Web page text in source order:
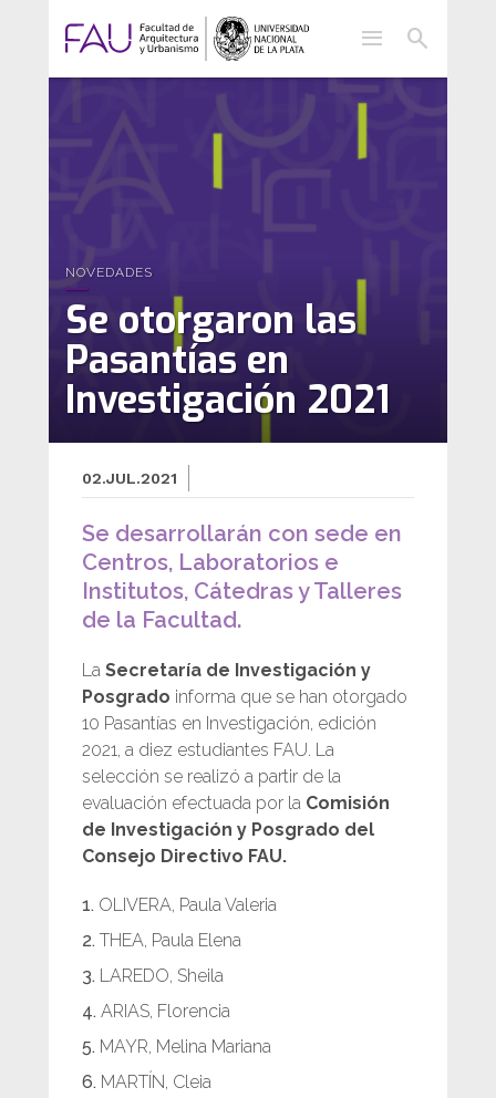
menu search
NOVEDADES
Se otorgaron las
Pasantías en
Investigación 2021
02.JUL.2021
Se desarrollarán con sede en
Centros, Laboratorios e
Institutos, Cátedras y Talleres
de la Facultad.
La Secretaría de Investigación y
Posgrado informa que se han otorgado
10 Pasantías en Investigación, edición
2021, a diez estudiantes FAU. La
selección se realizó a partir de la
evaluación efectuada por la Comisión
de Investigación y Posgrado del
Consejo Directivo FAU.
OLIVERA, Paula Valeria
THEA, Paula Elena
LAREDO, Sheila
ARIAS, Florencia
MAYR, Melina Mariana
MARTÍN, Cleia